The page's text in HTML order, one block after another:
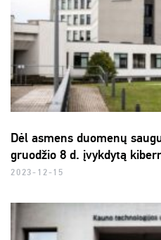
Dėl asmens duomenų
gruodžio 8 d. įvykdytą
2023-12-15